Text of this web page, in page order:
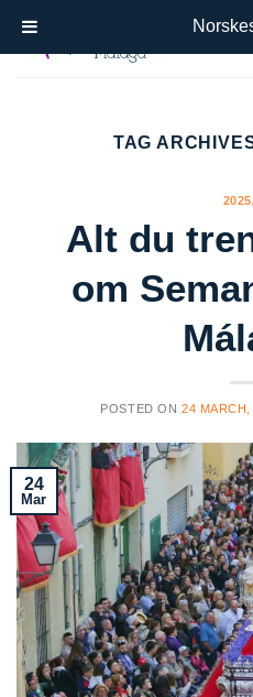
TAG
Alt du
om
POSTED ON 24 MARCH,
24
Mar